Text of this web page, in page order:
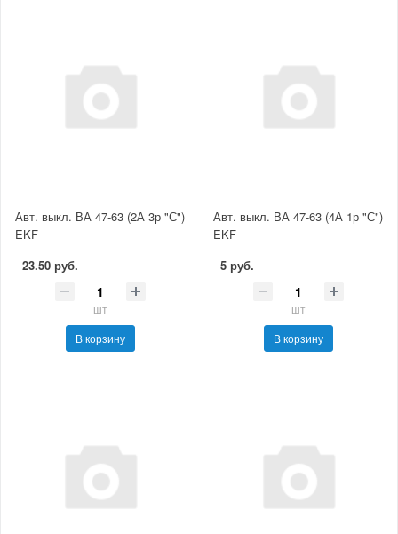
Авт. выкл. ВА 47-63 (2А 3р "С")
EKF
23.50 руб.
шт
В корзину
Авт. выкл. ВА 47-63 (4А 1р "С")
EKF
5 руб.
шт
В корзину